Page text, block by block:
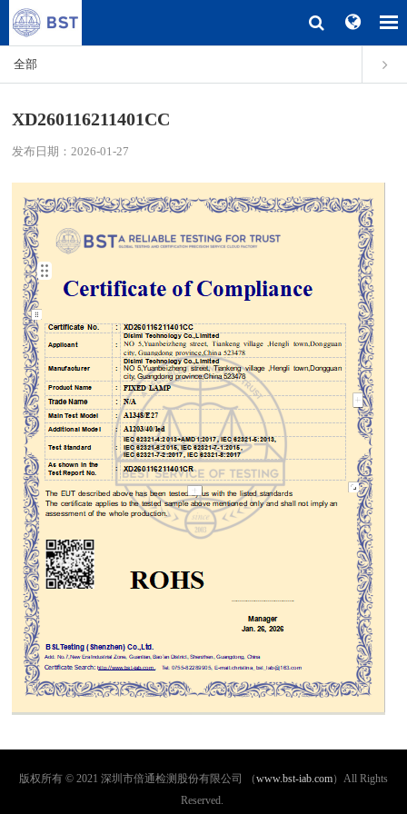
全部
XD260116211401CC
发布日期：2026-01-27
版权所有 © 2021 深圳市倍通检测股份有限公司 （www.bst-iab.com）All Rights
Reserved.